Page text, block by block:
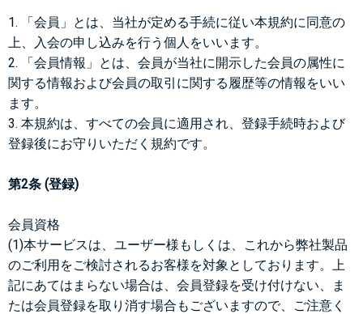
1. 「会員」とは、当社が定める手続に従い本規約に同意の
上、入会の申し込みを行う個人をいいます。
2. 「会員情報」とは、会員が当社に開示した会員の属性に
関する情報および会員の取引に関する履歴等の情報をいい
ます。
3. 本規約は、すべての会員に適用され、登録手続時および
登録後にお守りいただく規約です。
第2条 (登録)
会員資格
(1)本サービスは、ユーザー様もしくは、これから弊社製品
のご利用をご検討されるお客様を対象としております。上
記にあてはまらない場合は、会員登録を受け付けない、ま
たは会員登録を取り消す場合もございますので、ご注意く